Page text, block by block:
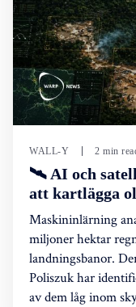
WALL-Y 2 min
🛰️ AI och
att kartlägga
Maskininlärning
miljoner hektar
landningsbanor.
Poliszuk har
av dem låg inom